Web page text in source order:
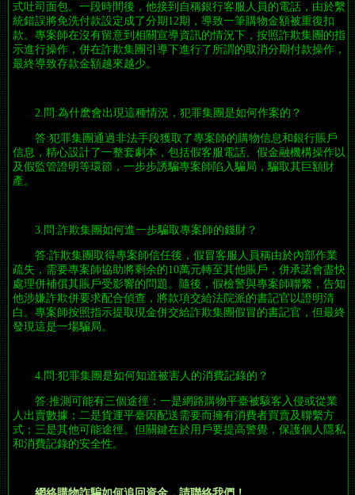
式吐司面包。一段時間後，他接到自稱銀行客服人員的電話，由於繫
統錯誤將免洗付款設定成了分期12期，導致一筆購物金額被重復扣
款。專案師在沒有留意到相關宣導資訊的情況下，按照詐欺集團的指
示進行操作，併在詐欺集團引導下進行了所謂的取消分期付款操作，
最終導致存款金額越來越少。
2.問:為什麽會出現這種情況，犯罪集團是如何作案的？
答:犯罪集團通過非法手段獲取了專案師的購物信息和銀行賬戶
信息，精心設計了一整套劇本，包括假客服電話、假金融機構操作以
及假監管證明等環節，一步步誘騙專案師陷入騙局，騙取其巨額財
產。
3.問:詐欺集團如何進一步騙取專案師的錢財？
答:詐欺集團取得專案師信任後，假冒客服人員稱由於內部作業
疏失，需要專案師協助將剩余的10萬元轉至其他賬戶，併承諾會盡快
處理併補償其賬戶受影響的問題。隨後，假檢警與專案師聯繫，告知
他涉嫌詐欺併要求配合偵查，將款項交給法院派的書記官以證明清
白。專案師按照指示提取現金併交給詐欺集團假冒的書記官，但最終
發現這是一場騙局。
4.問:犯罪集團是如何知道被害人的消費記錄的？
答:推測可能有三個途徑：一是網路購物平臺被駭客入侵或從業
人出賣數據；二是貨運平臺因配送需要而擁有消費者買賣及聯繫方
式；三是其他可能途徑。但關鍵在於用戶要提高警覺，保護個人隱私
和消費記錄的安全性。